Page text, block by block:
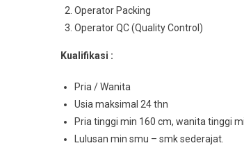
Operator Packing
Operator QC (Quality Control)
Kualifikasi :
Pria / Wanita
Usia maksimal 24 thn
Pria tinggi min 160 cm, wanita tinggi
Lulusan min smu – smk sederajat.